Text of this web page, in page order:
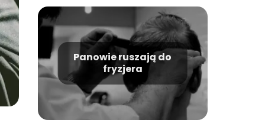
Panowie ruszają do
fryzjera